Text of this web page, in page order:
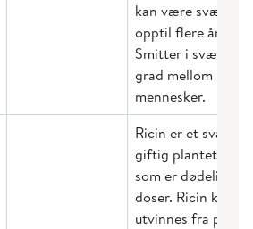
kan være svært
opptil flere år.
Smitter i svært
grad mellom
mennesker.
Ricin er et svært
giftig plantetoksin
som er dødelig i
doser. Ricin kan
utvinnes fra